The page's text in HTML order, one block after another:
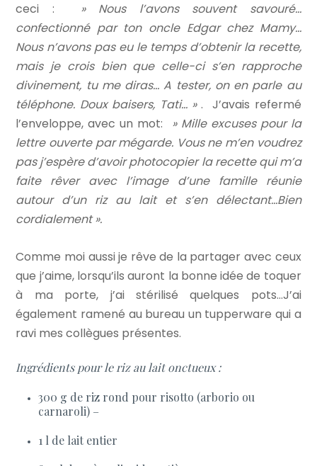
ceci :
» Nous l’avons souvent savouré…
confectionné par ton oncle Edgar chez Mamy…
Nous n’avons pas eu le temps d’obtenir la recette,
mais je crois bien que celle-ci s’en rapproche
divinement, tu me diras… A tester, on en parle au
téléphone. Doux baisers, Tati… ». J’avais refermé
l’enveloppe, avec un mot:
» Mille excuses pour la
lettre ouverte par mégarde. Vous ne m’en voudrez
pas j’espère d’avoir photocopier la recette qui m’a
faite rêver avec l’image d’une famille réunie
autour d’un riz au lait et s’en délectant…Bien
cordialement ».
Comme moi aussi je rêve de la partager avec ceux
que j’aime, lorsqu’ils auront la bonne idée de toquer
à ma porte, j’ai stérilisé quelques pots…J’ai
également ramené au bureau un tupperware qui a
ravi mes collègues présentes.
Ingrédients pour le riz au lait onctueux :
300 g de riz rond pour risotto (arborio ou
carnaroli) –
1 l de lait entier